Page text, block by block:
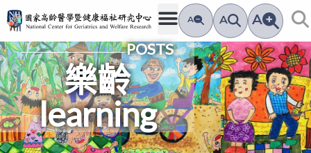
跳
至
主
要
內
容
A A A
POSTS
樂齡
learning